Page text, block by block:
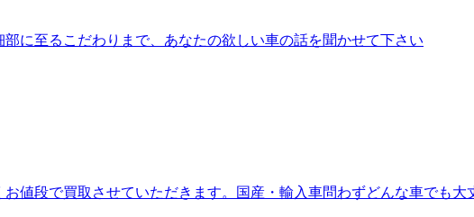
に至るこだわりまで、あなたの欲しい車の話を聞かせて下さい
値段で買取させていただきます。国産・輸入車問わずどんな車でも大